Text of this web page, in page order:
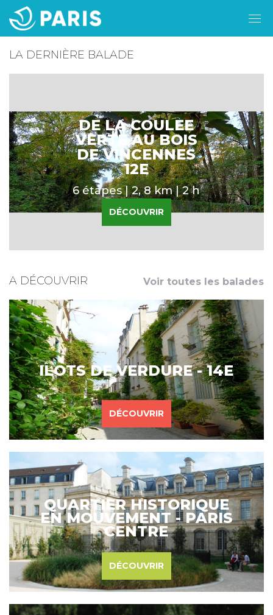
LA DERNIÈRE BALADE
DE LA COULEE
VERTE AU BOIS
DE VINCENNES
12E
6 étapes | 2, 8 km | 2 h
DÉCOUVRIR
A DÉCOUVRIR Voir toutes les balades
ILOTS DE VERDURE - 14E
DÉCOUVRIR
QUARTIER HISTORIQUE
EN MOUVEMENT - PARIS
CENTRE
DÉCOUVRIR